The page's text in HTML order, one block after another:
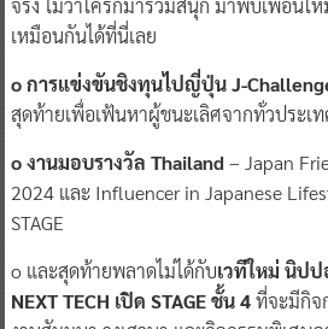
จริง ไม่ว่าใครก็มาร่วมสนุก มาพบเพื่อน
เหมือนกันได้ที่นี่เลย
o การแข่งขันชิงทุนไปญี่ปุ่น J-
สุดท้ายเพื่อเฟ้นหาผู้ชนะเลิศจากทั่วประเ
o งานมอบรางวัล Thailand – Japan
2024 และ Influencer in Japanese
STAGE
o และสุดท้ายพลาดไม่ได้กับเวทีใหม่ นิปป
NEXT TECH เปิด STAGE ชั้น 4ที่จะมีกิจ